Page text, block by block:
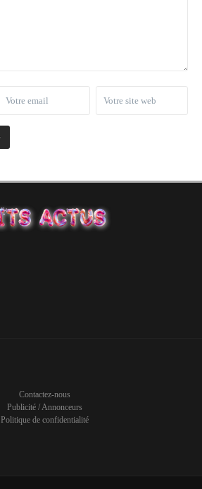
Contactez-nous
Publicité / Annonceurs
Politique de confidentialité